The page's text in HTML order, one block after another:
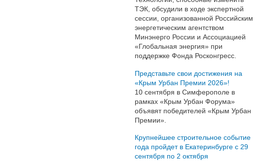
ТЭК, обсудили в ходе экспертной
сессии, организованной Российским
энергетическим агентством
Минэнерго России и Ассоциацией
«Глобальная энергия» при
поддержке Фонда Росконгресс.
Представьте свои достижения на
«Крым Урбан Премии 2026»!
10 сентября в Симферополе в
рамках «Крым Урбан Форума»
объявят победителей «Крым Урбан
Премии».
Крупнейшее строительное событие
года пройдет в Екатеринбурге с 29
сентября по 2 октября